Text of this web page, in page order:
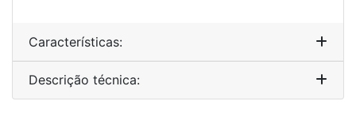
Características:
Descrição técnica: